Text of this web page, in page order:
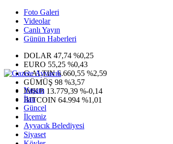
Foto Galeri
Videolar
Canlı Yayın
Günün Haberleri
DOLAR 47,74 %0,25
EURO 55,25 %0,43
G.ALTIN6.660,55 %2,59
GÜMÜŞ 98 %3,57
IMKB 13.779,39 %-0,14
BITCOIN 64.994 %1,01
Yaşam
İlan
Güncel
İlçemiz
Ayvacık Belediyesi
Siyaset